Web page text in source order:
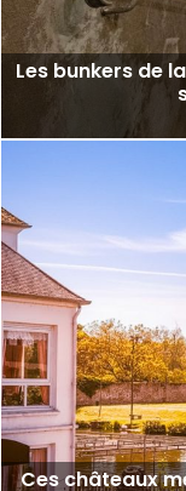
Les bunkers de
Ces châteaux